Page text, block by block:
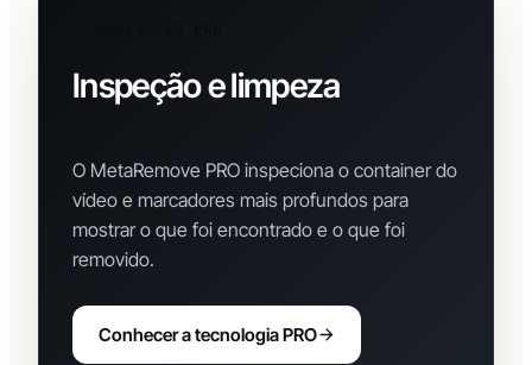
Inspeção e limpeza
O MetaRemove PRO inspeciona o container do
vídeo e marcadores mais profundos para
mostrar o que foi encontrado e o que foi
removido.
Conhecer a tecnologia PRO